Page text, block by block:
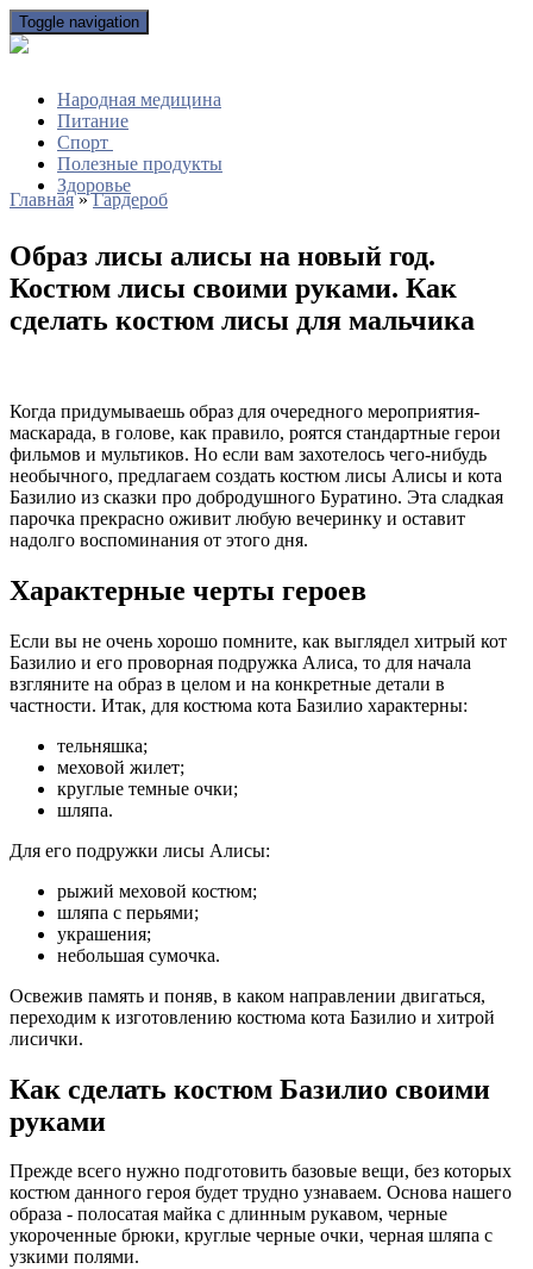
Toggle navigation
Народная медицина
Питание
Спорт
Полезные продукты
Здоровье
Главная»Гардероб
Образ лисы алисы на новый год.
Костюм лисы своими руками. Как
сделать костюм лисы для мальчика
Когда придумываешь образ для очередного мероприятия-
маскарада, в голове, как правило, роятся стандартные герои
фильмов и мультиков. Но если вам захотелось чего-нибудь
необычного, предлагаем создать костюм лисы Алисы и кота
Базилио из сказки про добродушного Буратино. Эта сладкая
парочка прекрасно оживит любую вечеринку и оставит
надолго воспоминания от этого дня.
Характерные черты героев
Если вы не очень хорошо помните, как выглядел хитрый кот
Базилио и его проворная подружка Алиса, то для начала
взгляните на образ в целом и на конкретные детали в
частности. Итак, для костюма кота Базилио характерны:
тельняшка;
меховой жилет;
круглые темные очки;
шляпа.
Для его подружки лисы Алисы:
рыжий меховой костюм;
шляпа с перьями;
украшения;
небольшая сумочка.
Освежив память и поняв, в каком направлении двигаться,
переходим к изготовлению костюма кота Базилио и хитрой
лисички.
Как сделать костюм Базилио своими
руками
Прежде всего нужно подготовить базовые вещи, без которых
костюм данного героя будет трудно узнаваем. Основа нашего
образа - полосатая майка с длинным рукавом, черные
укороченные брюки, круглые черные очки, черная шляпа с
узкими полями.